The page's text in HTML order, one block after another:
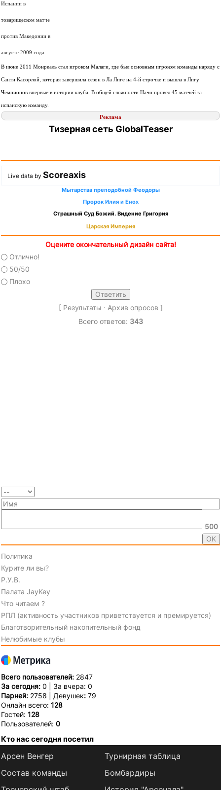
Испании в
товарищеском матче
против Македонии в
августе 2009 года.
В июне 2011 Монреаль стал игроком Малаги, где был основным игроком команды наряду с
Санти Касорлой, которая завершила сезон в Ла Лиге на 4-й строчке и вышла в Лигу
Чемпионов впервые в истории клуба. В общей сложности Начо провел 45 матчей за
испанскую команду.
Реклама
Тизерная сеть GlobalTeaser
Live data by Scoreaxis
Мытарства преподобной Феодоры
Пророк Илия и Енох
Страшный Суд Божий. Видение Григория
Царская Империя
Оцените окончательный дизайн сайта!
Отлично!
50/50
Плохо
[ Результаты · Архив опросов ]
Всего ответов: 343
500
Политика
Курите ли вы?
Р.У.В.
Палата JayKey
Что читаем ?
РПЛ (активность участников приветствуется и премируется)
Благотворительный накопительный фонд
Нелюбимые клубы
Всего пользователей: 2847
За сегодня: 0 | За вчера: 0
Парней: 2758 | Девушек: 79
Онлайн всего: 128
Гостей: 128
Пользователей: 0
Кто нас сегодня посетил
Арсен Венгер
Состав команды
Турнирная таблица
Бомбардиры